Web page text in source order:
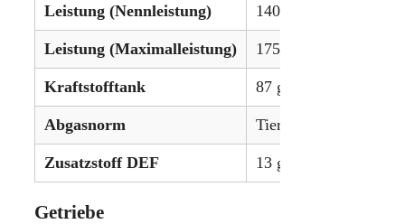
Leistung (Nennleistung) 140 PS (104,4 kW)
Leistung (Maximalleistung) 175 PS (130,5 kW)
Kraftstofftank 87 gal (329,3 L)
Abgasnorm Tier IV (SCR)
Zusatzstoff DEF 13 gal (49,2 L)
Getriebe